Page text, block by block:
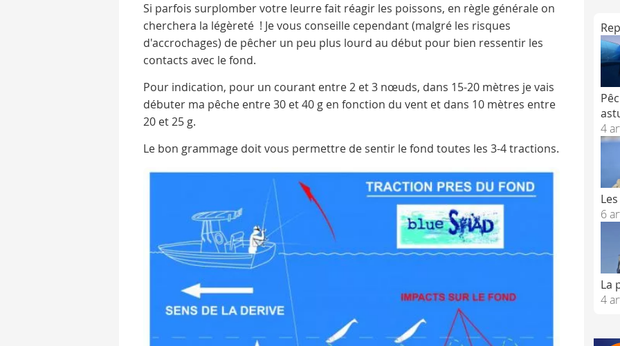
Si parfois surplomber votre leurre fait réagir les poissons, en règle générale on
cherchera la légèreté ! Je vous conseille cependant (malgré les risques
d'accrochages) de pêcher un peu plus lourd au début pour bien ressentir les
contacts avec le fond.
Pour indication, pour un courant entre 2 et 3 nœuds, dans 15-20 mètres je vais
débuter ma pêche entre 30 et 40 g en fonction du vent et dans 10 mètres entre
20 et 25 g.
Le bon grammage doit vous permettre de sentir le fond toutes les 3-4 tractions.
4
6
La
4